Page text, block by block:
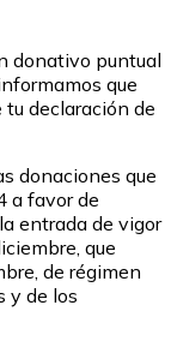
donativo puntual
que
declaración de
donaciones que
a favor de
entrada de vigor
que
de régimen
y de los